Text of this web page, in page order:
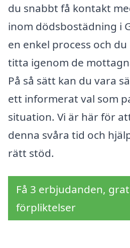
du snabbt få kontakt
inom dödsbostädning i
en enkel process och
titta igenom de
På så sätt kan du vara
ett informerat val som
situation. Vi är här för
denna svåra tid och
rätt stöd.
Få 3 erbjudanden,
förpliktelser